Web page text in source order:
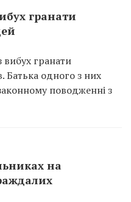
гранати
вибух гранати
Батька одного з них
поводженні з
на